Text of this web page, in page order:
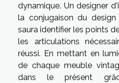
dynamique. Un designer
la conjugaison du
saura identifier les points
les articulations
réussi. En mettant en
de chaque meuble
dans le présent